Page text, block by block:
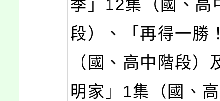
季」12集（國、高
段）、「再得一勝
（國、高中階段）
明家」1集（國、